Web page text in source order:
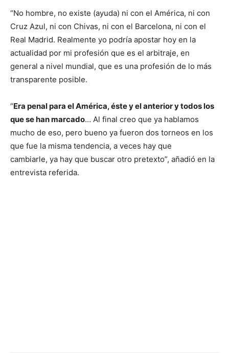
“No hombre, no existe (ayuda) ni con el América, ni con
Cruz Azul, ni con Chivas, ni con el Barcelona, ni con el
Real Madrid. Realmente yo podría apostar hoy en la
actualidad por mi profesión que es el arbitraje, en
general a nivel mundial, que es una profesión de lo más
transparente posible.
“Era penal para el América, éste y el anterior y todos los
que se han marcado… Al final creo que ya hablamos
mucho de eso, pero bueno ya fueron dos torneos en los
que fue la misma tendencia, a veces hay que
cambiarle, ya hay que buscar otro pretexto”, añadió en la
entrevista referida.